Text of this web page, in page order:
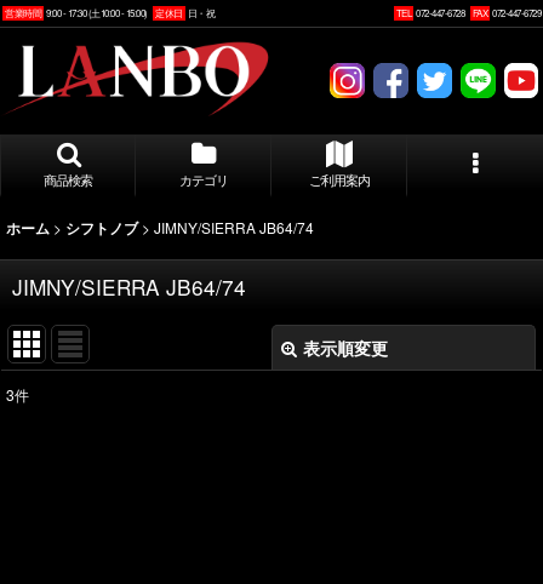
営業時間 9:00 - 17:30 (土10:00 - 15:00) 定休日 日・祝 TEL 072-447-6728 FAX 072-447-6729
商品検索 カテゴリ ご利用案内
ホーム > シフトノブ > JIMNY/SIERRA JB64/74
JIMNY/SIERRA JB64/74
表示順変更
3件